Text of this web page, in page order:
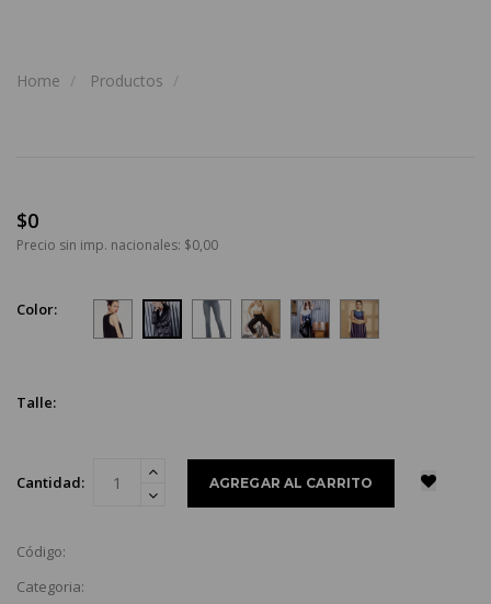
Home Productos
$0
Precio sin imp. nacionales: $0,00
Color:
Talle:
Cantidad:
Código:
Categoria: